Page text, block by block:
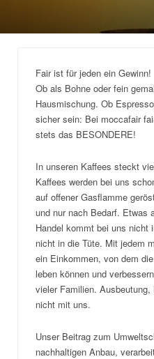
Fair ist für jeden ein Gewinn!
Ob als Bohne oder fein
Hausmischung. Ob
sicher sein: Bei moccafair
stets das BESONDERE!
In unseren Kaffees steckt
Kaffees werden bei uns
auf offener Gasflamme
und nur nach Bedarf. Etwas
Handel kommt bei uns nicht
nicht in die Tüte. Mit jedem
ein Einkommen, von dem
leben können und
vieler Familien.
nicht mit uns.
Unser Beitrag zum
nachhaltigen Anbau,